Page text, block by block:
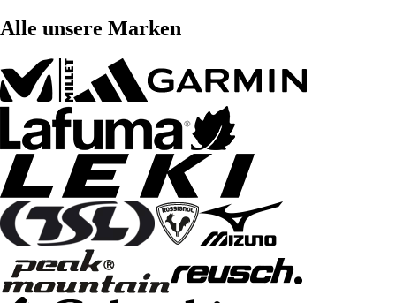
Alle unsere Marken